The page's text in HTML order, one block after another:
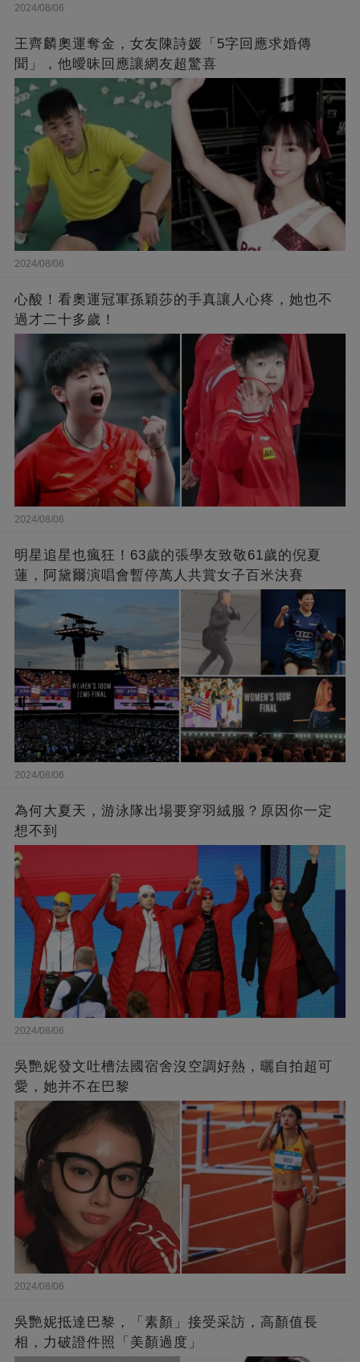
2024/08/06
王齊麟奧運奪金，女友陳詩媛「5字回應求婚傳
聞」，他曖昧回應讓網友超驚喜
2024/08/06
心酸！看奧運冠軍孫穎莎的手真讓人心疼，她也不
過才二十多歲！
2024/08/06
明星追星也瘋狂！63歲的張學友致敬61歲的倪夏
蓮，阿黛爾演唱會暫停萬人共賞女子百米決賽
2024/08/06
為何大夏天，游泳隊出場要穿羽絨服？原因你一定
想不到
2024/08/06
吳艷妮發文吐槽法國宿舍沒空調好熱，曬自拍超可
愛，她并不在巴黎
2024/08/06
吳艷妮抵達巴黎，「素顏」接受采訪，高顏值長
相，力破證件照「美顏過度」